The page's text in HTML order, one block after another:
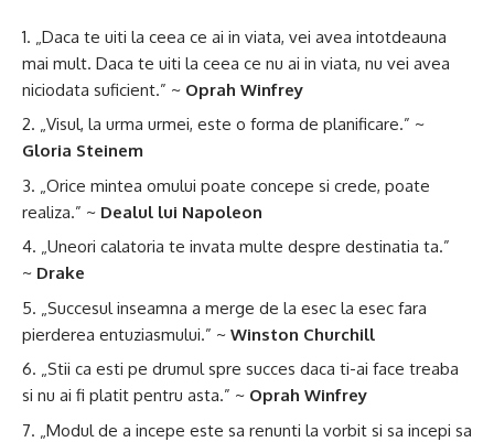
„Daca te uiti la ceea ce ai in viata, vei avea intotdeauna
mai mult. Daca te uiti la ceea ce nu ai in viata, nu vei avea
niciodata suficient.” ~ Oprah Winfrey
„Visul, la urma urmei, este o forma de planificare.” ~
Gloria Steinem
„Orice mintea omului poate concepe si crede, poate
realiza.” ~ Dealul lui Napoleon
„Uneori calatoria te invata multe despre destinatia ta.”
~ Drake
„Succesul inseamna a merge de la esec la esec fara
pierderea entuziasmului.” ~ Winston Churchill
„Stii ca esti pe drumul spre succes daca ti-ai face treaba
si nu ai fi platit pentru asta.” ~ Oprah Winfrey
„Modul de a incepe este sa renunti la vorbit si sa incepi sa